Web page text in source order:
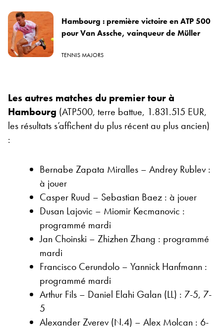
Hambourg : première victoire en ATP 500
pour Van Assche, vainqueur de Müller
TENNIS MAJORS
Les autres matches du premier tour à
Hambourg (ATP500, terre battue, 1.831.515 EUR,
les résultats s’affichent du plus récent au plus ancien)
:
Bernabe Zapata Miralles – Andrey Rublev :
à jouer
Casper Ruud – Sebastian Baez : à jouer
Dusan Lajovic – Miomir Kecmanovic :
programmé mardi
Jan Choinski – Zhizhen Zhang : programmé
mardi
Francisco Cerundolo – Yannick Hanfmann :
programmé mardi
Arthur Fils – Daniel Elahi Galan (LL) : 7-5, 7-
5
Alexander Zverev (N.4) – Alex Molcan : 6-